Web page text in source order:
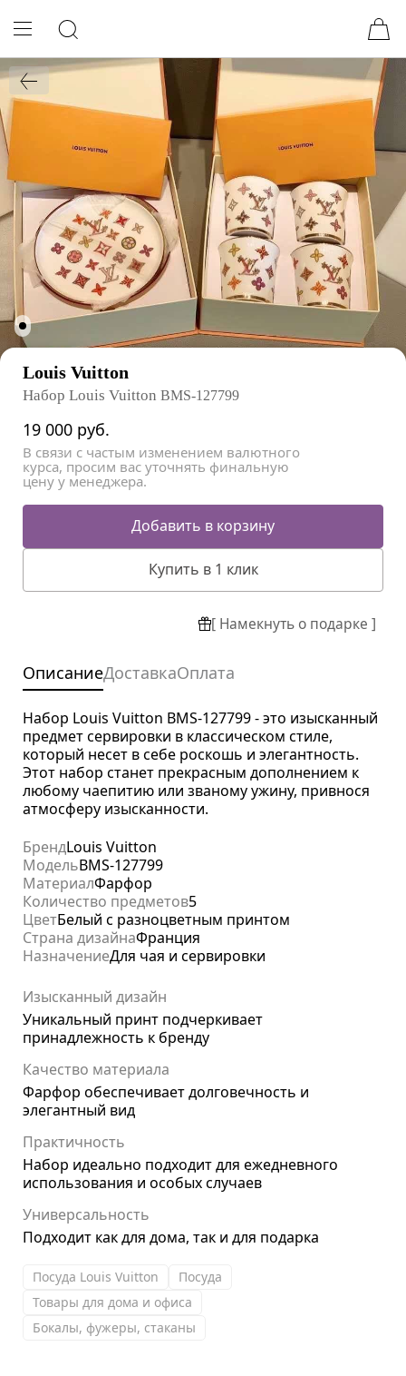
Louis Vuitton
Набор Louis Vuitton BMS-127799
19 000 руб.
В связи с частым изменением валютного
курса, просим вас уточнять финальную
цену у менеджера.
Добавить в корзину
Купить в 1 клик
[ Намекнуть о подарке ]
ОписаниеДоставкаОплата
Набор Louis Vuitton BMS-127799 - это изысканный
предмет сервировки в классическом стиле,
который несет в себе роскошь и элегантность.
Этот набор станет прекрасным дополнением к
любому чаепитию или званому ужину, привнося
атмосферу изысканности.
БрендLouis Vuitton
МодельBMS-127799
МатериалФарфор
Количество предметов5
ЦветБелый с разноцветным принтом
Страна дизайнаФранция
НазначениеДля чая и сервировки
Изысканный дизайн
Уникальный принт подчеркивает
принадлежность к бренду
Качество материала
Фарфор обеспечивает долговечность и
элегантный вид
Практичность
Набор идеально подходит для ежедневного
использования и особых случаев
Универсальность
Подходит как для дома, так и для подарка
Посуда Louis Vuitton
Посуда
Товары для дома и офиса
Бокалы, фужеры, стаканы